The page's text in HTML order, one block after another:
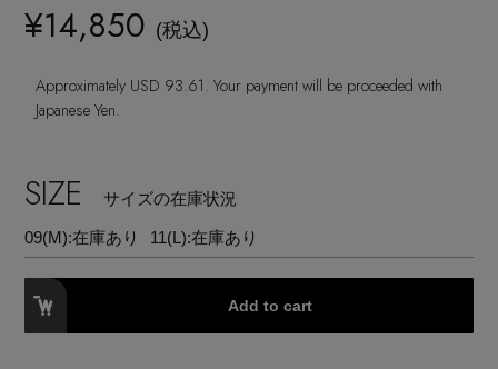
ボストンバッグ
スーツケース
ベルト
グローブ
レッグウェア
リング
コサージュ・ブローチ
アンクレット
チャーム
シューズ
バッグ・小物
CONTENTS
特集一覧
BRAND NEWS
HOT STYLE
¥14,850 (税込)
Approximately USD 93.61. Your payment will be proceeded with
Japanese Yen.
SIZE サイズの在庫状況
09(M):在庫あり 11(L):在庫あり
Add to cart